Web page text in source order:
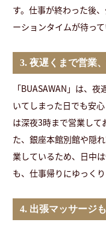
す。仕事が終わった後
ーションタイムが待って
3. 夜遅くまで営業
「BUASAWAN」は、
いてしまった日でも安
は深夜3時まで営業して
た、銀座本館別館や隠
業しているため、日中
も、仕事帰りにゆっく
4. 出張マッサージ